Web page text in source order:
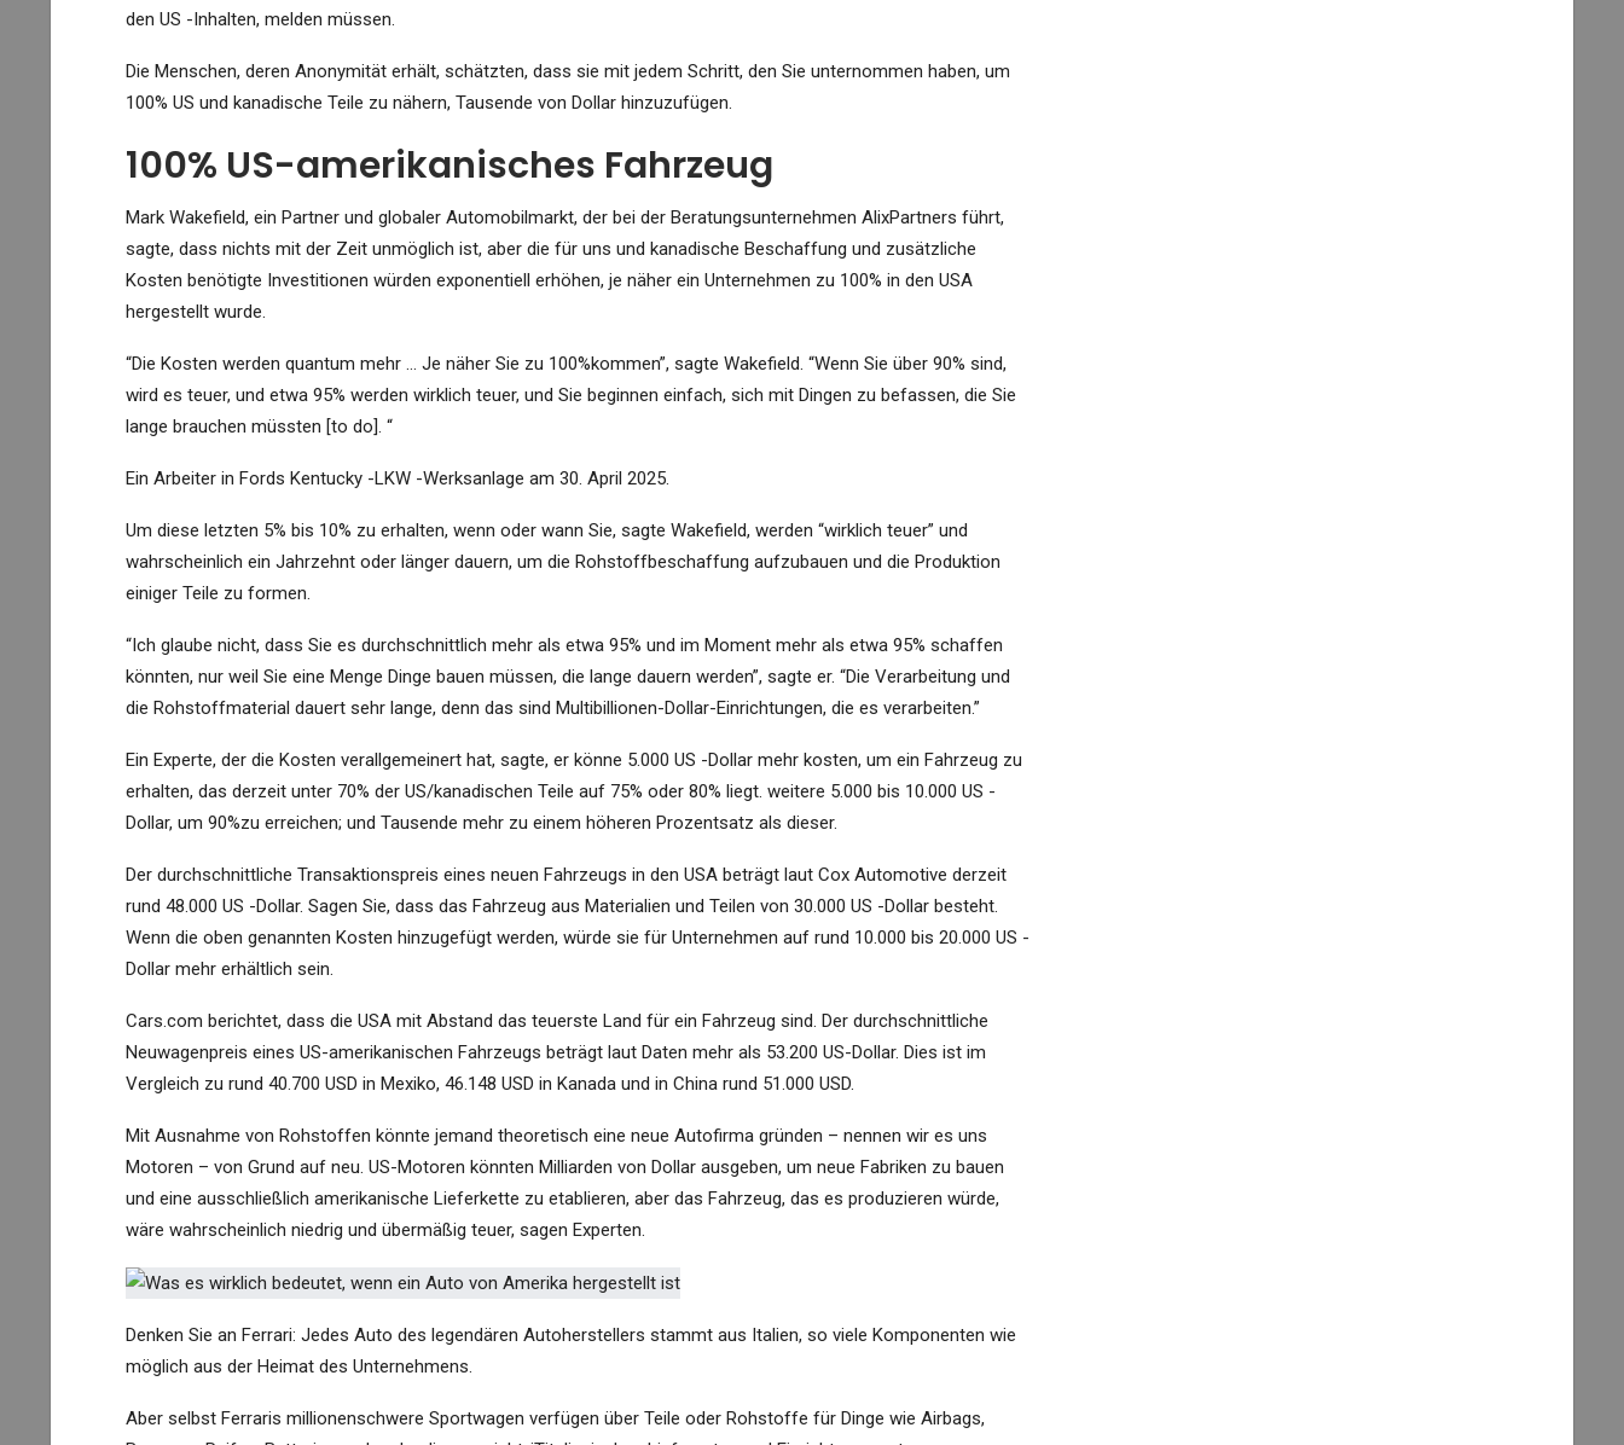
den US -Inhalten, melden müssen.
Die Menschen, deren Anonymität erhält, schätzten, dass sie mit jedem Schritt, den Sie unternommen haben, um
100% US und kanadische Teile zu nähern, Tausende von Dollar hinzuzufügen.
100% US-amerikanisches Fahrzeug
Mark Wakefield, ein Partner und globaler Automobilmarkt, der bei der Beratungsunternehmen AlixPartners führt,
sagte, dass nichts mit der Zeit unmöglich ist, aber die für uns und kanadische Beschaffung und zusätzliche
Kosten benötigte Investitionen würden exponentiell erhöhen, je näher ein Unternehmen zu 100% in den USA
hergestellt wurde.
“Die Kosten werden quantum mehr … Je näher Sie zu 100%kommen”, sagte Wakefield. “Wenn Sie über 90% sind,
wird es teuer, und etwa 95% werden wirklich teuer, und Sie beginnen einfach, sich mit Dingen zu befassen, die Sie
lange brauchen müssten [to do]. “
Ein Arbeiter in Fords Kentucky -LKW -Werksanlage am 30. April 2025.
Um diese letzten 5% bis 10% zu erhalten, wenn oder wann Sie, sagte Wakefield, werden “wirklich teuer” und
wahrscheinlich ein Jahrzehnt oder länger dauern, um die Rohstoffbeschaffung aufzubauen und die Produktion
einiger Teile zu formen.
“Ich glaube nicht, dass Sie es durchschnittlich mehr als etwa 95% und im Moment mehr als etwa 95% schaffen
könnten, nur weil Sie eine Menge Dinge bauen müssen, die lange dauern werden”, sagte er. “Die Verarbeitung und
die Rohstoffmaterial dauert sehr lange, denn das sind Multibillionen-Dollar-Einrichtungen, die es verarbeiten.”
Ein Experte, der die Kosten verallgemeinert hat, sagte, er könne 5.000 US -Dollar mehr kosten, um ein Fahrzeug zu
erhalten, das derzeit unter 70% der US/kanadischen Teile auf 75% oder 80% liegt. weitere 5.000 bis 10.000 US -
Dollar, um 90%zu erreichen; und Tausende mehr zu einem höheren Prozentsatz als dieser.
Der durchschnittliche Transaktionspreis eines neuen Fahrzeugs in den USA beträgt laut Cox Automotive derzeit
rund 48.000 US -Dollar. Sagen Sie, dass das Fahrzeug aus Materialien und Teilen von 30.000 US -Dollar besteht.
Wenn die oben genannten Kosten hinzugefügt werden, würde sie für Unternehmen auf rund 10.000 bis 20.000 US -
Dollar mehr erhältlich sein.
Cars.com berichtet, dass die USA mit Abstand das teuerste Land für ein Fahrzeug sind. Der durchschnittliche
Neuwagenpreis eines US-amerikanischen Fahrzeugs beträgt laut Daten mehr als 53.200 US-Dollar. Dies ist im
Vergleich zu rund 40.700 USD in Mexiko, 46.148 USD in Kanada und in China rund 51.000 USD.
Mit Ausnahme von Rohstoffen könnte jemand theoretisch eine neue Autofirma gründen – nennen wir es uns
Motoren – von Grund auf neu. US-Motoren könnten Milliarden von Dollar ausgeben, um neue Fabriken zu bauen
und eine ausschließlich amerikanische Lieferkette zu etablieren, aber das Fahrzeug, das es produzieren würde,
wäre wahrscheinlich niedrig und übermäßig teuer, sagen Experten.
Denken Sie an Ferrari: Jedes Auto des legendären Autoherstellers stammt aus Italien, so viele Komponenten wie
möglich aus der Heimat des Unternehmens.
Aber selbst Ferraris millionenschwere Sportwagen verfügen über Teile oder Rohstoffe für Dinge wie Airbags,